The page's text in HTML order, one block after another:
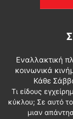
Εναλλακτική
κοινωνικά
Κάθε
Τι είδους
κύκλου; Σε αυτό
μιαν